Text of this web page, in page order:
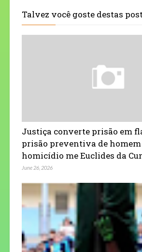
Talvez você goste destas
Justiça converte prisão em
prisão preventiva de homem
homicídio me Euclides da
June 26, 2026